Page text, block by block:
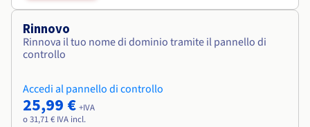
Rinnovo
Rinnova il tuo nome di dominio tramite il pannello di
controllo
Accedi al pannello di controllo
25,99 € +IVA
o 31,71 € IVA incl.